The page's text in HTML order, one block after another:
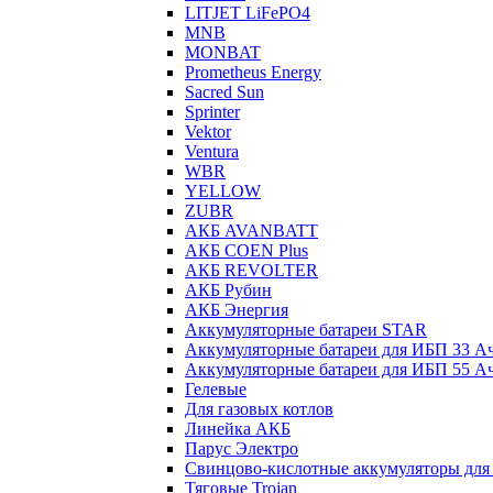
LITJET LiFePO4
MNB
MONBAT
Prometheus Energy
Sacred Sun
Sprinter
Vektor
Ventura
WBR
YELLOW
ZUBR
АКБ AVANBATT
АКБ COEN Plus
АКБ REVOLTER
АКБ Рубин
АКБ Энергия
Аккумуляторные батареи STAR
Аккумуляторные батареи для ИБП 33
Аккумуляторные батареи для ИБП 55
Гелевые
Для газовых котлов
Линейка АКБ
Парус Электро
Свинцово-кислотные аккумуляторы
Тяговые Trojan